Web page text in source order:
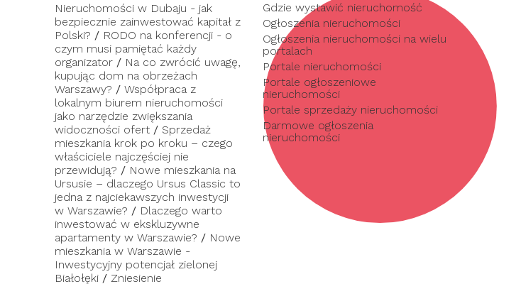
Nieruchomości w Dubaju - jak
bezpiecznie zainwestować kapitał z
Polski? / RODO na konferencji - o
czym musi pamiętać każdy
organizator / Na co zwrócić uwagę,
kupując dom na obrzeżach
Warszawy? / Współpraca z
lokalnym biurem nieruchomości
jako narzędzie zwiększania
widoczności ofert / Sprzedaż
mieszkania krok po kroku – czego
właściciele najczęściej nie
przewidują? / Nowe mieszkania na
Ursusie – dlaczego Ursus Classic to
jedna z najciekawszych inwestycji
w Warszawie? / Dlaczego warto
inwestować w ekskluzywne
apartamenty w Warszawie? / Nowe
mieszkania w Warszawie -
Inwestycyjny potencjał zielonej
Białołęki / Zniesienie
Gdzie wystawić nieruchomość
Ogłoszenia nieruchomości
Ogłoszenia nieruchomości na wielu
portalach
Portale nieruchomości
Portale ogłoszeniowe
nieruchomości
Portale sprzedaży nieruchomości
Darmowe ogłoszenia
nieruchomości